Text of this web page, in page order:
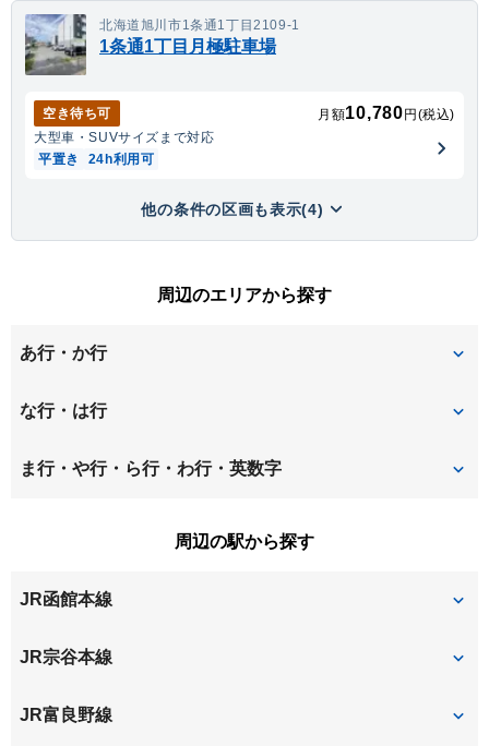
北海道旭川市1条通1丁目2109-1
1条通1丁目月極駐車場
空き待ち可 月額10,780円(税込)
大型車・SUVサイズまで対応
平置き
24h利用可
他の条件の区画も表示(4)
周辺のエリアから探す
あ行・か行
旭町２条
金星町
な行・は行
東２条 北門町
ま行・や行・ら行・わ行・英数字
宮下通
周辺の駅から探す
JR函館本線
旭川
JR宗谷本線
旭川
JR富良野線